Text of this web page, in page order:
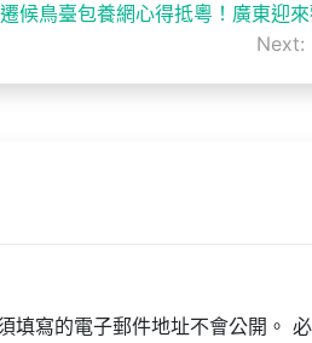
候鳥臺包養網心得抵粵！廣東迎
Next:
填寫的電子郵件地址不會公開。